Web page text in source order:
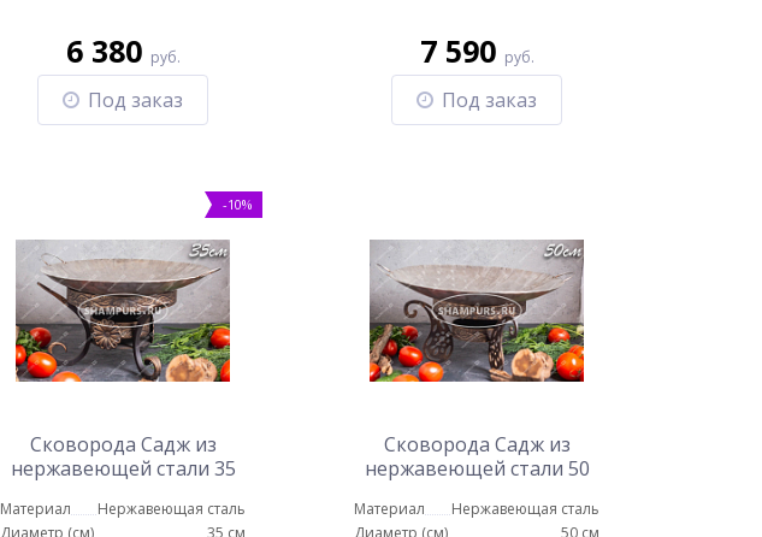
6 380 руб.
Под заказ
7 590 руб.
Под заказ
-10%
Сковорода Садж из
нержавеющей стали 35
Карфаген
Материал
Нержавеющая сталь
Диаметр (см)
35 см
Сковорода Садж из
нержавеющей стали 50
Турецкая
Материал
Нержавеющая сталь
Диаметр (см)
50 см